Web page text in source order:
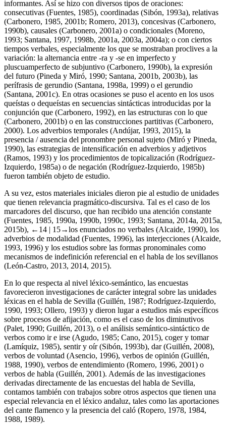
informantes. Así se hizo con diversos tipos de oraciones:
consecutivas (Fuentes, 1985), coordinadas (Sibón, 1993a), relativas
(Carbonero, 1985, 2001b; Romero, 2013), concesivas (Carbonero,
1990b), causales (Carbonero, 2001a) o condicionales (Moreno,
1993; Santana, 1997, 1998b, 2001a, 2003a, 2004a); o con ciertos
tiempos verbales, especialmente los que se mostraban proclives a la
variación: la alternancia entre -ra y -se en imperfecto y
pluscuamperfecto de subjuntivo (Carbonero, 1990b), la expresión
del futuro (Pineda y Miró, 1990; Santana, 2001b, 2003b), las
perífrasis de gerundio (Santana, 1998a, 1999) o el gerundio
(Santana, 2001c). En otras ocasiones se puso el acento en los usos
queístas o dequeístas en secuencias sintácticas introducidas por la
conjunción que (Carbonero, 1992), en las estructuras con lo que
(Carbonero, 2001b) o en las construcciones partitivas (Carbonero,
2000). Los adverbios temporales (Andújar, 1993, 2015), la
presencia / ausencia del pronombre personal sujeto (Miró y Pineda,
1990), las estrategias de intensificación en adverbios y adjetivos
(Ramos, 1993) y los procedimientos de topicalización (Rodríguez-
Izquierdo, 1985a) o de negación (Rodríguez-Izquierdo, 1985b)
fueron también objeto de estudio.
A su vez, estos materiales iniciales dieron pie al estudio de unidades
que tienen relevancia pragmático-discursiva. Tal es el caso de los
marcadores del discurso, que han recibido una atención constante
(Fuentes, 1985, 1990a, 1990b, 1990c, 1993; Santana, 2014a, 2015a,
2015b), ←14 | 15→los enunciados no verbales (Alcaide, 1990), los
adverbios de modalidad (Fuentes, 1996), las interjecciones (Alcaide,
1993, 1996) y los estudios sobre las formas pronominales como
mecanismos de indefinición referencial en el habla de los sevillanos
(León-Castro, 2013, 2014, 2015).
En lo que respecta al nivel léxico-semántico, las encuestas
favorecieron investigaciones de carácter integral sobre las unidades
léxicas en el habla de Sevilla (Guillén, 1987; Rodríguez-Izquierdo,
1990, 1993; Ollero, 1993) y dieron lugar a estudios más específicos
sobre procesos de afijación, como es el caso de los diminutivos
(Palet, 1990; Guillén, 2013), o el análisis semántico-sintáctico de
verbos como ire irse (Agudo, 1985; Cano, 2015), cogery tomar
(Lamíquiz, 1985), sentiry oír(Sibón, 1993b), dar(Guillén, 2008),
verbos de voluntad (Asencio, 1996), verbos de opinión (Guillén,
1988, 1990), verbos de entendimiento (Romero, 1996, 2001) o
verbos de habla (Guillén, 2001). Además de las investigaciones
derivadas directamente de las encuestas del habla de Sevilla,
contamos también con trabajos sobre otros aspectos que tienen una
especial relevancia en el léxico andaluz, tales como las aportaciones
del cante flamenco y la presencia del caló (Ropero, 1978, 1984,
1988, 1989).